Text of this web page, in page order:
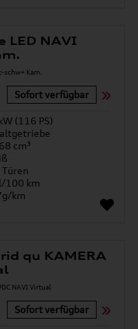
LED NAVI
Sofort verfügbar
(116 PS)
cm³
100 km
km
qu KAMERA
Sofort verfügbar